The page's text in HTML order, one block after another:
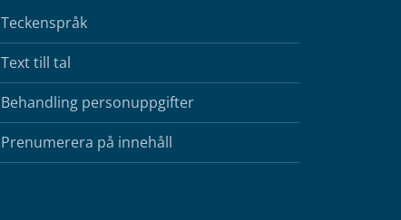
Teckenspråk
Text till tal
Behandling personuppgifter
Prenumerera på innehåll